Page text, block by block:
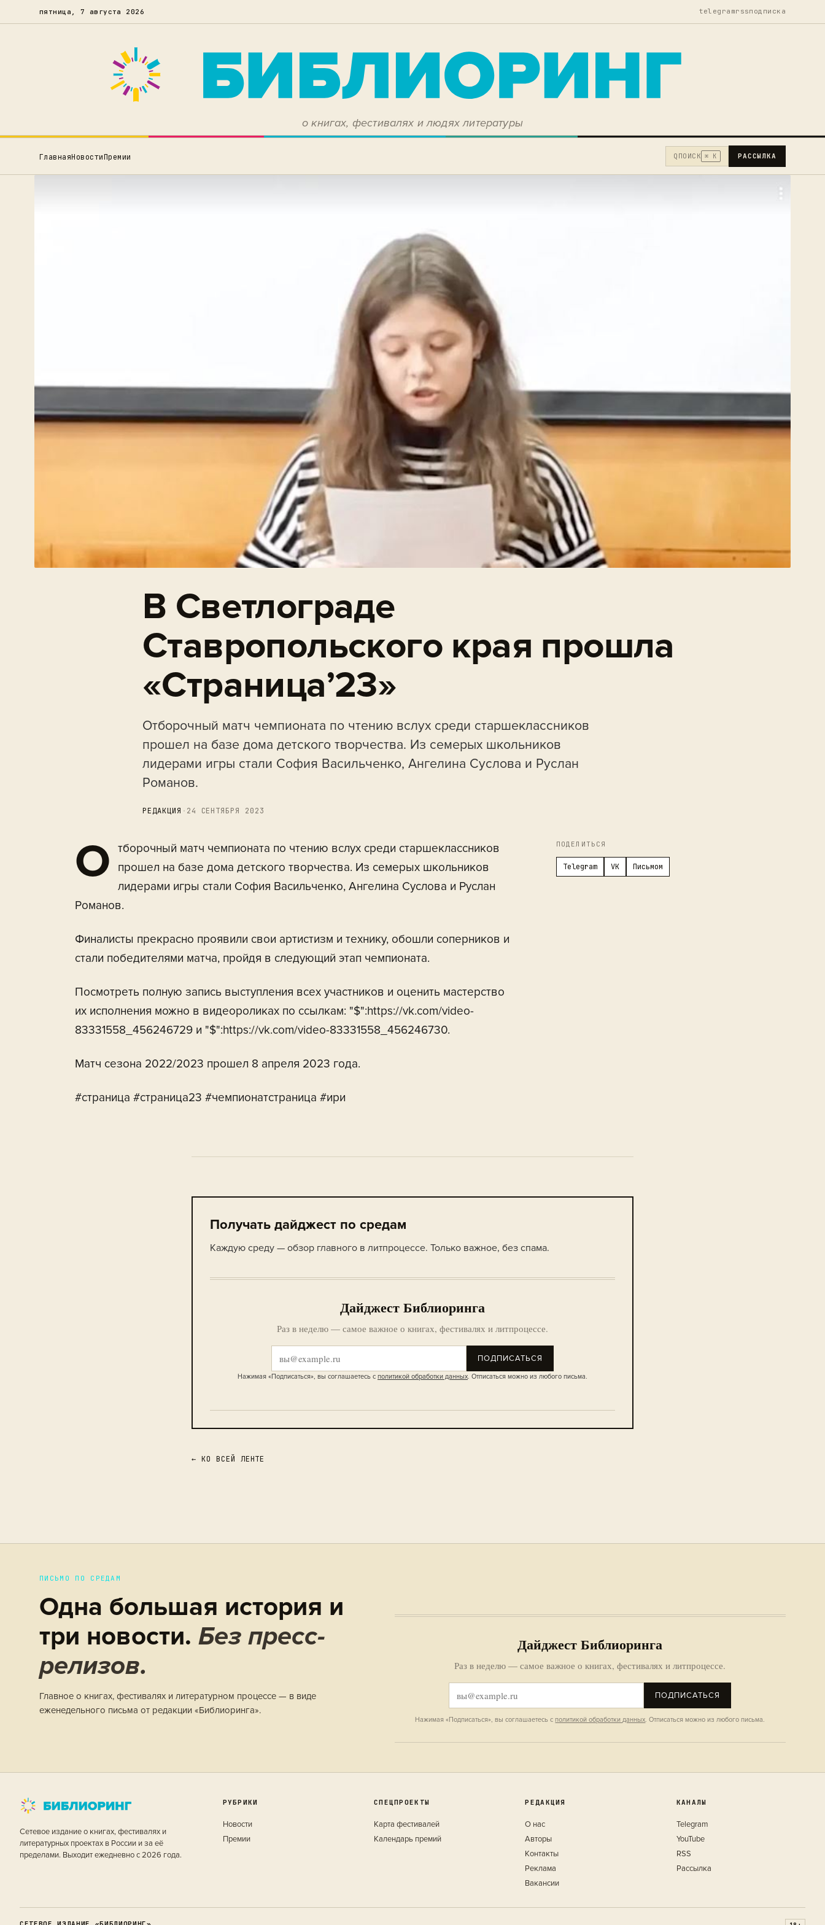
пятница, 7 августа 2026 telegramrssподписка
о книгах, фестивалях и людях литературы
ГлавнаяНовостиПремии Q ПОИСК ⌘ K РАССЫЛКА
В Светлограде
Ставропольского края прошла
«Страница’23»
Отборочный матч чемпионата по чтению вслух среди старшеклассников
прошел на базе дома детского творчества. Из семерых школьников
лидерами игры стали София Васильченко, Ангелина Суслова и Руслан
Романов.
РЕДАКЦИЯ · 24 СЕНТЯБРЯ 2023
О
тборочный матч чемпионата по чтению вслух среди старшеклассников
прошел на базе дома детского творчества. Из семерых школьников
лидерами игры стали София Васильченко, Ангелина Суслова и Руслан
Романов.
Финалисты прекрасно проявили свои артистизм и технику, обошли соперников и
стали победителями матча, пройдя в следующий этап чемпионата.
Посмотреть полную запись выступления всех участников и оценить мастерство
их исполнения можно в видеороликах по ссылкам: "$":https://vk.com/video-
83331558_456246729 и "$":https://vk.com/video-83331558_456246730.
Матч сезона 2022/2023 прошел 8 апреля 2023 года.
#страница #страница23 #чемпионатстраница #ири
ПОДЕЛИТЬСЯ
Telegram VK Письмом
Получать дайджест по средам
Каждую среду — обзор главного в литпроцессе. Только важное, без спама.
Дайджест Библиоринга
Раз в неделю — самое важное о книгах, фестивалях и литпроцессе.
ПОДПИСАТЬСЯ
Нажимая «Подписаться», вы соглашаетесь с политикой обработки данных. Отписаться можно из любого письма.
← КО ВСЕЙ ЛЕНТЕ
ПИСЬМО ПО СРЕДАМ
Одна большая история и
три новости. Без пресс-
релизов.
Главное о книгах, фестивалях и литературном процессе — в виде
еженедельного письма от редакции «Библиоринга».
Дайджест Библиоринга
Раз в неделю — самое важное о книгах, фестивалях и литпроцессе.
ПОДПИСАТЬСЯ
Нажимая «Подписаться», вы соглашаетесь с политикой обработки данных. Отписаться можно из любого письма.
Сетевое издание о книгах, фестивалях и
литературных проектах в России и за её
пределами. Выходит ежедневно с 2026 года.
РУБРИКИ
Новости
Премии
СПЕЦПРОЕКТЫ
Карта фестивалей
Календарь премий
РЕДАКЦИЯ
О нас
Авторы
Контакты
Реклама
Вакансии
КАНАЛЫ
Telegram
YouTube
RSS
Рассылка